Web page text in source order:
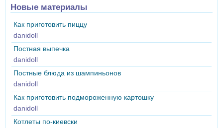
Новые материалы
Как приготовить пиццу
danidoll
Постная выпечка
danidoll
Постные блюда из шампиньонов
danidoll
Как приготовить подмороженную картошку
danidoll
Котлеты по-киевски